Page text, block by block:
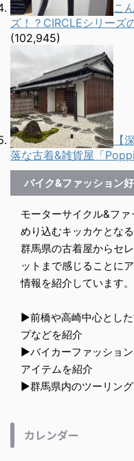
こ
ズ！？CIRCLEシリーズ
(102,945)
【
落な古着&雑貨屋「
バイク&ファッション
モーターサイクル&フ
めり込むキッカケとな
群馬県の古着屋からセ
ットまで感じることに
情報を紹介しています。
▶︎前橋や高崎中心とし
プなどを紹介
▶︎バイカーファッショ
アイテムを紹介
▶︎群馬県内のツーリン
カレンダー